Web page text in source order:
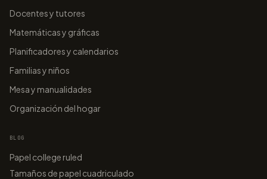
Docentes y tutores
Matemáticas y gráficas
Planificadores y calendarios
Familias y niños
Mesa y manualidades
Organización del hogar
BLOG
Papel college ruled
Tamaños de papel cuadriculado